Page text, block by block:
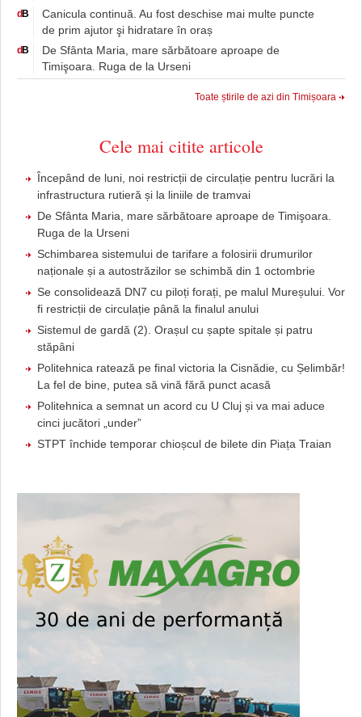
dB
Canicula continuă. Au fost deschise mai multe puncte
de prim ajutor şi hidratare în oraș
dB
De Sfânta Maria, mare sărbătoare aproape de
Timişoara. Ruga de la Urseni
Toate știrile de azi din Timișoara
Cele mai citite articole
Începând de luni, noi restricții de circulație pentru lucrări la
infrastructura rutieră și la liniile de tramvai
De Sfânta Maria, mare sărbătoare aproape de Timişoara.
Ruga de la Urseni
Schimbarea sistemului de tarifare a folosirii drumurilor
naționale și a autostrăzilor se schimbă din 1 octombrie
Se consolidează DN7 cu piloți forați, pe malul Mureșului. Vor
fi restricții de circulație până la finalul anului
Sistemul de gardă (2). Orașul cu șapte spitale și patru
stăpâni
Politehnica ratează pe final victoria la Cisnădie, cu Șelimbăr!
La fel de bine, putea să vină fără punct acasă
Politehnica a semnat un acord cu U Cluj și va mai aduce
cinci jucători „under”
STPT închide temporar chioșcul de bilete din Piața Traian